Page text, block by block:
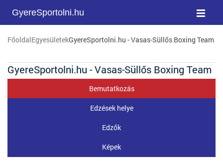
GyereSportolni.hu
FőoldalEgyesületekGyereSportolni.hu - Vasas-Süllős Boxing Team
GyereSportolni.hu - Vasas-Süllős Boxing Team
Bemutatkozás
Edzések helye
Edzők
Képek